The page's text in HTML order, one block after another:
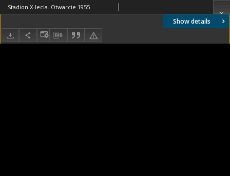
Show details
Stadion X-lecia. Otwarcie 1955